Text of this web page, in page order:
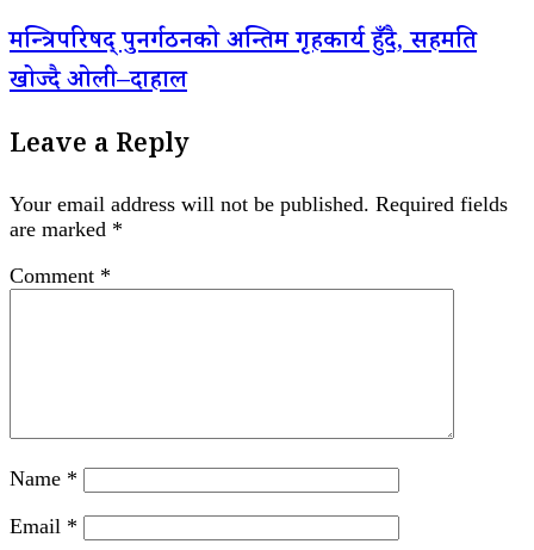
मन्त्रिपरिषद् पुनर्गठनको अन्तिम गृहकार्य हुँदै, सहमति
खोज्दै ओली–दाहाल
Leave a Reply
Your email address will not be published. Required fields
are marked *
Comment *
Name *
Email *